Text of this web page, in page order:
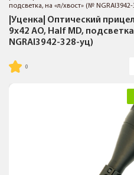
подсветка, на «л/хвост» (№ NGRAI3942-
|Уценка| Оптический
9x42 AO, Half MD,
NGRAI3942-328-уц)